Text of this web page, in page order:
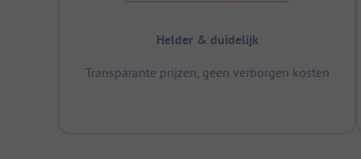
Helder & duidelijk
Transparante prijzen, geen verborgen kosten